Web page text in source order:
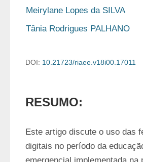
Meirylane Lopes da SILVA
Tânia Rodrigues PALHANO
DOI: 10.21723/riaee.v18i00.17011
RESUMO:
Este artigo discute o uso das
digitais no período da